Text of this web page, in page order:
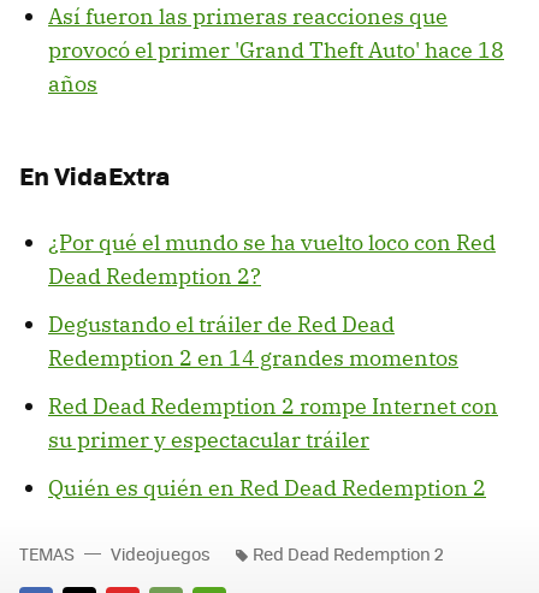
Así fueron las primeras reacciones que
provocó el primer 'Grand Theft Auto' hace 18
años
En VidaExtra
¿Por qué el mundo se ha vuelto loco con Red
Dead Redemption 2?
Degustando el tráiler de Red Dead
Redemption 2 en 14 grandes momentos
Red Dead Redemption 2 rompe Internet con
su primer y espectacular tráiler
Quién es quién en Red Dead Redemption 2
TEMAS Videojuegos Red Dead Redemption 2